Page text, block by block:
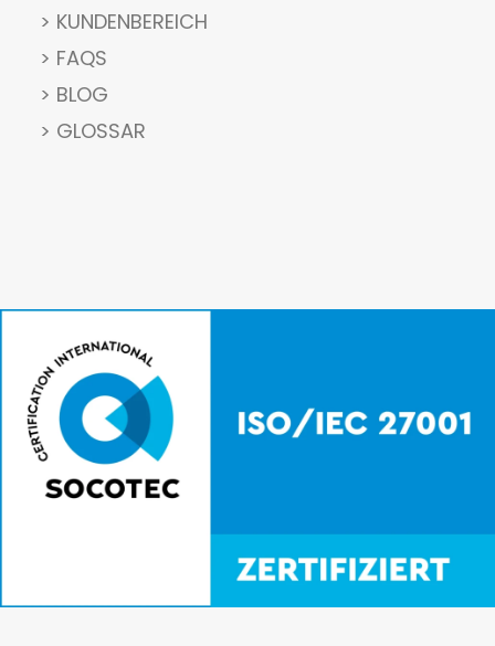
> KUNDENBEREICH
> FAQS
> BLOG
> GLOSSAR